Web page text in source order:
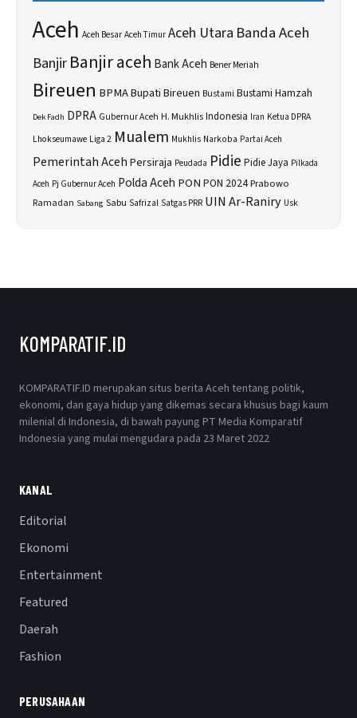
Aceh Aceh Besar Aceh Timur Aceh Utara Banda Aceh
BanjirBanjir aceh Bank Aceh Bener Meriah
Bireuen BPMABupati Bireuen Bustami Bustami Hamzah
Dek Fadh DPRA Gubernur Aceh H. MukhlisIndonesia Iran Ketua DPRA
Lhokseumawe Liga 2 Mualem Mukhlis Narkoba Partai Aceh
Pemerintah AcehPersiraja Peudada Pidie Pidie Jaya Pilkada
Aceh Pj Gubernur Aceh Polda Aceh PON PON 2024Prabowo
Ramadan Sabang Sabu SafrizalSatgas PRR UIN Ar-Raniry Usk
KOMPARATIF.ID
KOMPARATIF.ID merupakan situs berita Aceh tentang politik,
ekonomi, dan gaya hidup yang dikemas secara khusus bagi kaum
milenial di Indonesia, di bawah payung PT Media Komparatif
Indonesia yang mulai mengudara pada 23 Maret 2022
KANAL
Editorial
Ekonomi
Entertainment
Featured
Daerah
Fashion
PERUSAHAAN